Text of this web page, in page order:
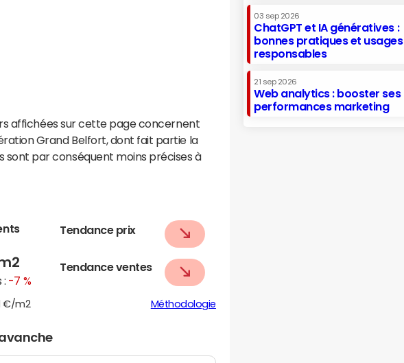
affichées sur cette page concernent
Grand Belfort, dont fait partie la
sont par conséquent moins précises à
: -7 %
Tendance prix
Tendance ventes
€/m2 Méthodologie
03 sep 2026
ChatGPT et IA génératives :
bonnes pratiques et usages
responsables
21 sep 2026
Web analytics : booster ses
performances marketing